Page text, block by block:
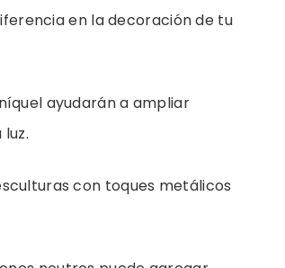
en la decoración de tu
ayudarán a ampliar
con toques metálicos